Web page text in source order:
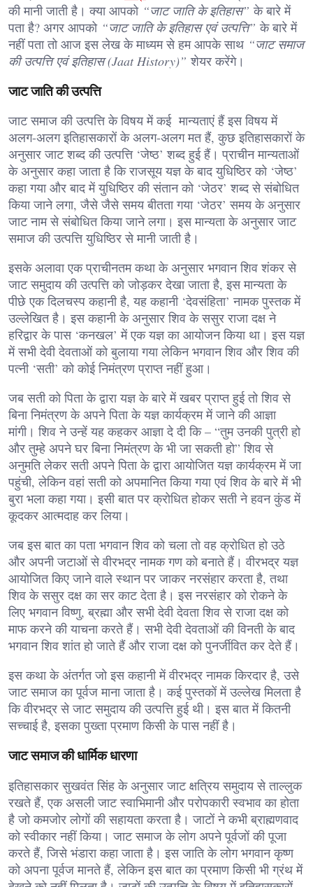
की मानी जाती है। क्या आपको “जाट जाति के इतिहास” के बारे में
पता है? अगर आपको “जाट जाति के इतिहास एवं उत्पत्ति” के बारे में
नहीं पता तो आज इस लेख के माध्यम से हम आपके साथ “जाट समाज
की उत्पत्ति एवं इतिहास (Jaat History)”शेयर करेंगे।
जाट जाति की उत्पत्ति
जाट समाज की उत्पत्ति के विषय में कई मान्यताएं हैं इस विषय में
अलग-अलग इतिहासकारों के अलग-अलग मत हैं, कुछ इतिहासकारों के
अनुसार जाट शब्द की उत्पत्ति ‘जेष्ठ’ शब्द हुई हैं। प्राचीन मान्यताओं
के अनुसार कहा जाता है कि राजसूय यज्ञ के बाद युधिष्ठिर को ‘जेष्ठ’
कहा गया और बाद में युधिष्ठिर की संतान को ‘जेठर’ शब्द से संबोधित
किया जाने लगा, जैसे जैसे समय बीतता गया ‘जेठर’ समय के अनुसार
जाट नाम से संबोधित किया जाने लगा। इस मान्यता के अनुसार जाट
समाज की उत्पत्ति युधिष्ठिर से मानी जाती है।
इसके अलावा एक प्राचीनतम कथा के अनुसार भगवान शिव शंकर से
जाट समुदाय की उत्पत्ति को जोड़कर देखा जाता है, इस मान्यता के
पीछे एक दिलचस्प कहानी है, यह कहानी ‘देवसंहिता’ नामक पुस्तक में
उल्लेखित है। इस कहानी के अनुसार शिव के ससुर राजा दक्ष ने
हरिद्वार के पास ‘कनखल’ में एक यज्ञ का आयोजन किया था। इस यज्ञ
में सभी देवी देवताओं को बुलाया गया लेकिन भगवान शिव और शिव की
पत्नी ‘सती’ को कोई निमंत्रण प्राप्त नहीं हुआ।
जब सती को पिता के द्वारा यज्ञ के बारे में खबर प्राप्त हुई तो शिव से
बिना निमंत्रण के अपने पिता के यज्ञ कार्यक्रम में जाने की आज्ञा
मांगी। शिव ने उन्हें यह कहकर आज्ञा दे दी कि – “तुम उनकी पुत्री हो
और तुम्हे अपने घर बिना निमंत्रण के भी जा सकती हो” शिव से
अनुमति लेकर सती अपने पिता के द्वारा आयोजित यज्ञ कार्यक्रम में जा
पहुंची, लेकिन वहां सती को अपमानित किया गया एवं शिव के बारे में भी
बुरा भला कहा गया। इसी बात पर क्रोधित होकर सती ने हवन कुंड में
कूदकर आत्मदाह कर लिया।
जब इस बात का पता भगवान शिव को चला तो वह क्रोधित हो उठे
और अपनी जटाओं से वीरभद्र नामक गण को बनाते हैं। वीरभद्र यज्ञ
आयोजित किए जाने वाले स्थान पर जाकर नरसंहार करता है, तथा
शिव के ससुर दक्ष का सर काट देता है। इस नरसंहार को रोकने के
लिए भगवान विष्णु, ब्रह्मा और सभी देवी देवता शिव से राजा दक्ष को
माफ करने की याचना करते हैं। सभी देवी देवताओं की विनती के बाद
भगवान शिव शांत हो जाते हैं और राजा दक्ष को पुनर्जीवित कर देते हैं।
इस कथा के अंतर्गत जो इस कहानी में वीरभद्र नामक किरदार है, उसे
जाट समाज का पूर्वज माना जाता है। कई पुस्तकों में उल्लेख मिलता है
कि वीरभद्र से जाट समुदाय की उत्पत्ति हुई थी। इस बात में कितनी
सच्चाई है, इसका पुख्ता प्रमाण किसी के पास नहीं है।
जाट समाज की धार्मिक धारणा
इतिहासकार सुखवंत सिंह के अनुसार जाट क्षत्रिय समुदाय से ताल्लुक
रखते हैं, एक असली जाट स्वाभिमानी और परोपकारी स्वभाव का होता
है जो कमजोर लोगों की सहायता करता है। जाटों ने कभी ब्राह्मणवाद
को स्वीकार नहीं किया। जाट समाज के लोग अपने पूर्वजों की पूजा
करते हैं, जिसे भंडारा कहा जाता है। इस जाति के लोग भगवान कृष्ण
को अपना पूर्वज मानते हैं, लेकिन इस बात का प्रमाण किसी भी ग्रंथ में